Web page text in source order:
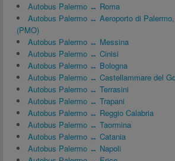
Autobus Palermo ↔ Roma
Autobus Palermo ↔ Aeroporto di
(PMO)
Autobus Palermo ↔ Messina
Autobus Palermo ↔ Cinisi
Autobus Palermo ↔ Bologna
Autobus Palermo ↔ Castellammare del
Autobus Palermo ↔ Terrasini
Autobus Palermo ↔ Trapani
Autobus Palermo ↔ Reggio Calabria
Autobus Palermo ↔ Taormina
Autobus Palermo ↔ Catania
Autobus Palermo ↔ Napoli